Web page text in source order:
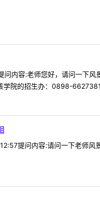
内容:老师您好，请问一下
学院的招生办：0898-
提问内容:请问一下老师风